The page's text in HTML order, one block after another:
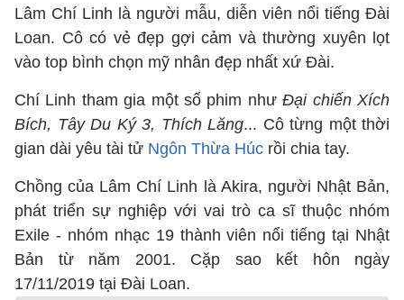
Lâm Chí Linh là người mẫu, diễn viên nổi tiếng Đài
Loan. Cô có vẻ đẹp gợi cảm và thường xuyên lọt
vào top bình chọn mỹ nhân đẹp nhất xứ Đài.
Chí Linh tham gia một số phim nhưĐại chiến Xích
Bích, Tây Du Ký 3, Thích Lăng... Cô từng một thời
gian dài yêu tài tử Ngôn Thừa Húc rồi chia tay.
Chồng của Lâm Chí Linh là Akira, người Nhật Bản,
phát triển sự nghiệp với vai trò ca sĩ thuộc nhóm
Exile - nhóm nhạc 19 thành viên nổi tiếng tại Nhật
Bản từ năm 2001. Cặp sao kết hôn ngày
17/11/2019 tại Đài Loan.